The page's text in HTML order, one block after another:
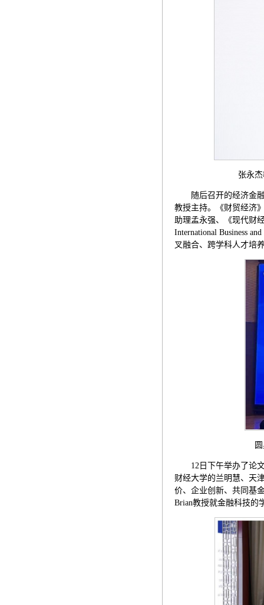
张永杰教授
随后召开的经济金
教授主持。《财贸经济
助理孟永强、《现代财
International Business
叉融合、跨学科人才培
圆桌
12日下午举办了论
财经大学的兰明慧、天
价、企业创新、共同基
Brian教授就金融科技的